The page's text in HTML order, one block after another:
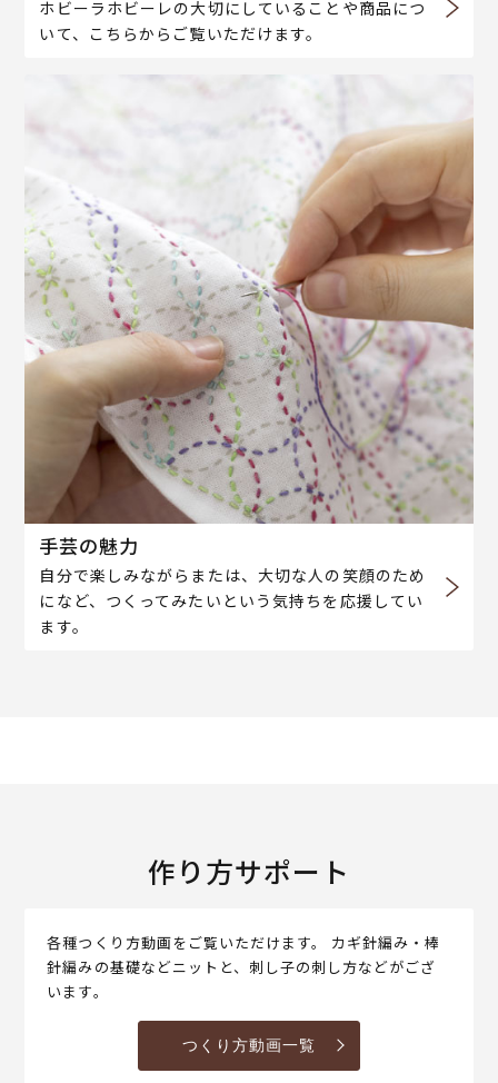
ホビーラホビーレの大切にしていることや商品につ
いて、こちらからご覧いただけます。
手芸の魅力
自分で楽しみながらまたは、大切な人の笑顔のため
になど、つくってみたいという気持ちを応援してい
ます。
作り方サポート
各種つくり方動画をご覧いただけます。 カギ針編み・棒
針編みの基礎などニットと、刺し子の刺し方などがござ
います。
つくり方動画一覧